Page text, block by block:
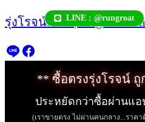
Skip
to
LINE : @rungroat
รุ่งโรจน์.com | rungroat.com
** ซื้อตรงรุ่งโรจน์ ถู
ประหยัดกว่าซื้อผ่านแอ
(เราขายตรง ไม่ผ่านคนกลาง...ราค